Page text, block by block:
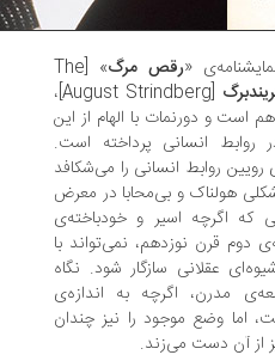
«رقص مرگ
» [The
[August Strindberg]،
با الهام از این
انسانی پرداخته است.
انسانی را می‌شکافد
و بی‌محابا در معرض
اسیر و خودباخته‌ی
نوزدهم، نمی‌تواند با
سازگار شود. نگاه
اگرچه به اندازه‌ی
وضع موجود را نیز چندان
دست می‌زند.